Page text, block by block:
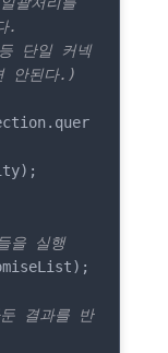
.
단일 커넥
안된다.)
을 실행
결과를 반